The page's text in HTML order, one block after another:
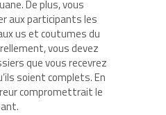
De plus, vous
aux participants les
us et coutumes du
vous devez
que vous recevrez
soient complets. En
compromettrait le